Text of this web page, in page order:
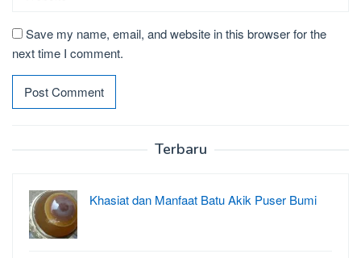
Save my name, email, and website in this browser for the
next time I comment.
Terbaru
Khasiat dan Manfaat Batu Akik Puser Bumi